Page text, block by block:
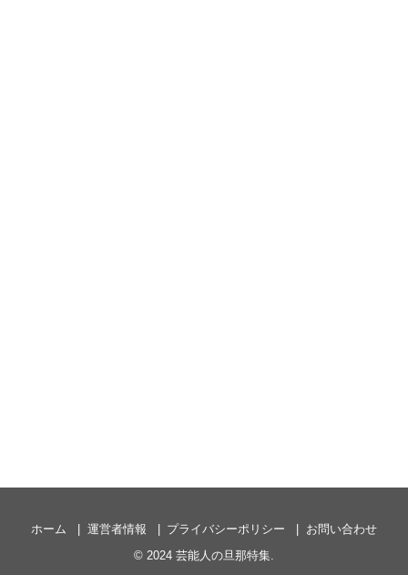
ホーム 運営者情報 プライバシーポリシー
お問い合わせ
© 2024 芸能人の旦那特集.